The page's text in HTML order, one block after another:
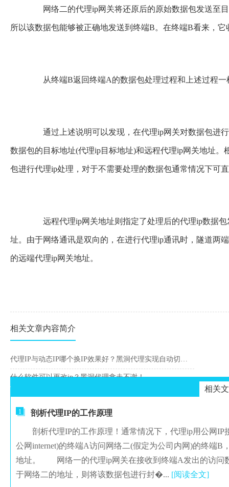
网络二的代理ip网关将还原后的原始数据包发送至目
所以该数据包能够被正确地发送到终端B。在终端B看来，
从终端B返回终端A的数据包处理过程和上述过程一
通过上述说明可以发现，在代理ip网关对数据包进
数据包的目标地址(代理ip目标地址)和远程代理ip网关地址
包进行代理ip处理，对于不需要处理的数据包通常情况下可
远程代理ip网关地址则指定了处理后的代理ip数据包
址。由于网络通讯是双向的，在进行代理ip通讯时，隧道两
的远端代理ip网关地址。
相关文章内容简介
代理IP与动态IP哪个换IP效果好？黑洞代理实现自动切换全国IP
什么软件可以更改ip？黑洞代理拿走不谢！
相关
1 剖析代理IP的工作原理
剖析代理IP的工作原理！通常情况下，代理ip用公网
公网internet)的终端A访问网络二(假定为公司内网)的终端
地址。 网络一的代理ip网关在接收到终端A发出的访问
于网络二的地址，则将该数据包进行封�... [阅读全文]